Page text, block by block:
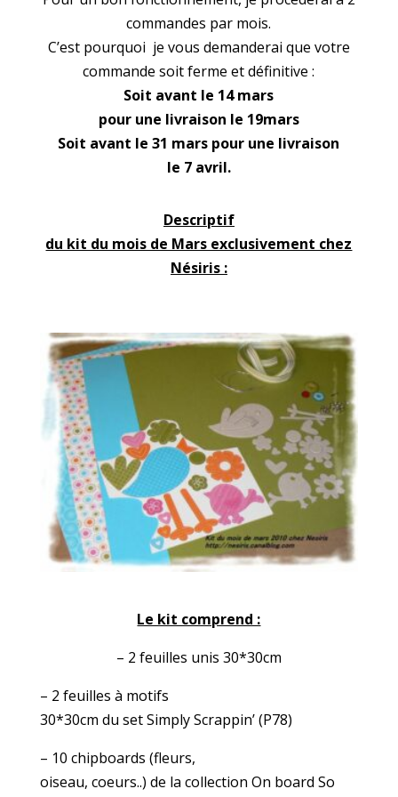
commandes par mois.
C’est pourquoi je vous demanderai que votre
commande soit ferme et définitive :
Soit avant le 14 mars
pour une livraison le 19mars
Soit avant le 31 mars pour une livraison
le 7 avril.
Descriptif
du kit du mois de Mars exclusivement chez
Nésiris :
Le kit comprend :
– 2 feuilles unis 30*30cm
– 2 feuilles à motifs
30*30cm du set Simply Scrappin’ (P78)
– 10 chipboards (fleurs,
oiseau, coeurs..) de la collection On board So